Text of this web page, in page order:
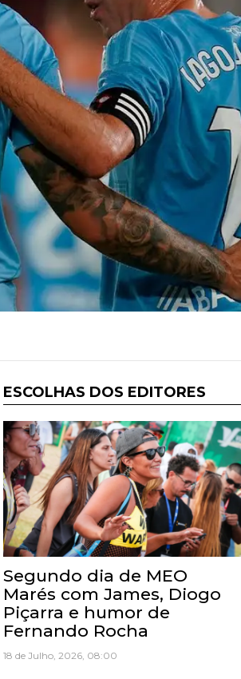
ESCOLHAS DOS EDITORES
Segundo dia de MEO
Marés com James, Diogo
Piçarra e humor de
Fernando Rocha
18 de Julho, 2026, 08:00